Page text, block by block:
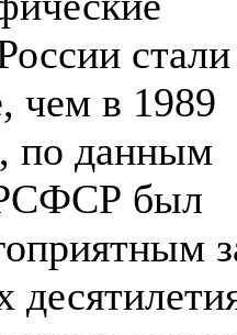
стали
чем в 1989
по данным
РСФСР был